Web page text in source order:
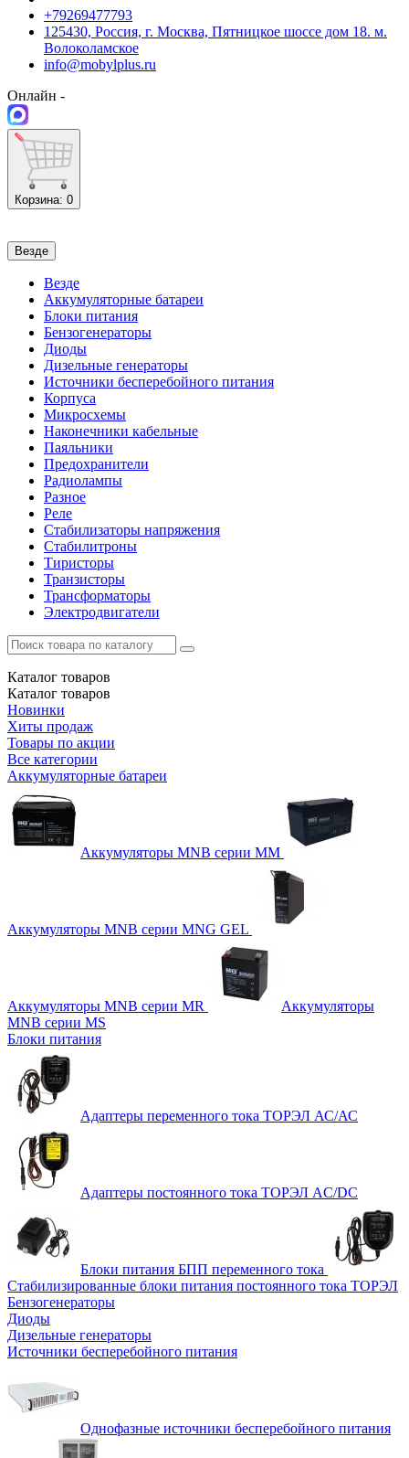
+79269477793
125430, Россия, г. Москва, Пятницкое шоссе дом 18. м.
Волоколамское
info@mobylplus.ru
Онлайн -
Корзина: 0
Везде
Везде
Аккумуляторные батареи
Блоки питания
Бензогенераторы
Диоды
Дизельные генераторы
Источники бесперебойного питания
Корпуса
Микросхемы
Наконечники кабельные
Паяльники
Предохранители
Радиолампы
Разное
Реле
Стабилизаторы напряжения
Стабилитроны
Тиристоры
Транзисторы
Трансформаторы
Электродвигатели
Каталог товаров
Каталог товаров
Новинки
Хиты продаж
Товары по акции
Все категории
Аккумуляторные батареи
Аккумуляторы MNB серии MM
Аккумуляторы MNB серии MNG GEL
Аккумуляторы MNB серии MR
Аккумуляторы
MNB серии MS
Блоки питания
Адаптеры переменного тока ТОРЭЛ АС/АС
Адаптеры постоянного тока ТОРЭЛ AC/DC
Блоки питания БПП переменного тока
Стабилизированные блоки питания постоянного тока ТОРЭЛ
Бензогенераторы
Диоды
Дизельные генераторы
Источники бесперебойного питания
Однофазные источники бесперебойного питания